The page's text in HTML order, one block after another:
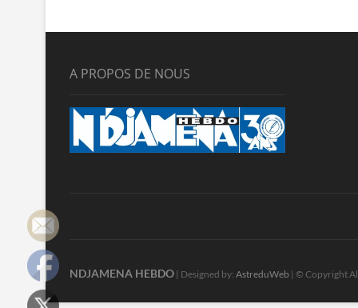
A PROPOS DE NOUS
NDJAMENA HEBDO | Designed by: AstreduWeb | © Copyright